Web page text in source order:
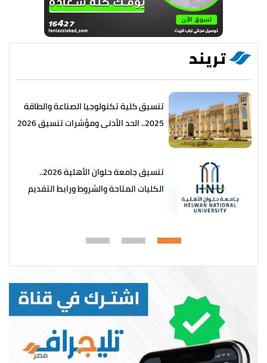
تريند
تنسيق كلية تكنولوجيا الصناعة والطاقة
2025.. الحد الأدنى ومؤشرات تنسيق 2026
تنسيق جامعة حلوان الأهلية 2026..
الكليات المتاحة والشروط ورابط التقديم